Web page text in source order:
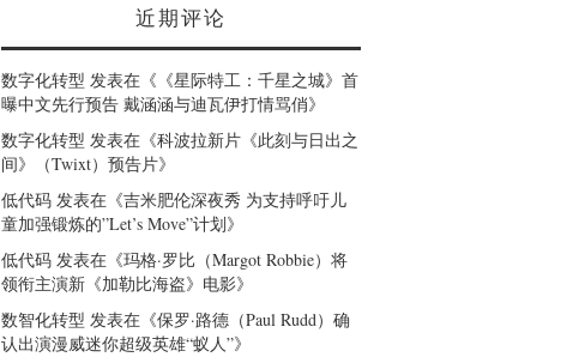
近期评论
数字化转型 发表在《 《星际特工：千星之城》首
曝中文先行预告 戴涵涵与迪瓦伊打情骂俏》
数字化转型 发表在《科波拉新片《此刻与日出之
间》（Twixt）预告片》
低代码 发表在《吉米肥伦深夜秀 为支持呼吁儿
童加强锻炼的”Let’s Move”计划》
低代码 发表在《玛格·罗比（Margot Robbie）将
领衔主演新《加勒比海盗》电影》
数智化转型 发表在《保罗·路德（Paul Rudd）确
认出演漫威迷你超级英雄“蚁人”》